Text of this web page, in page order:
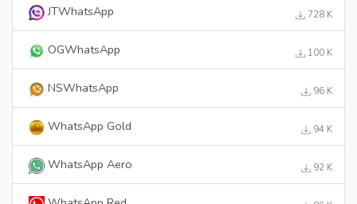
JTWhatsApp 728 K
OGWhatsApp 100 K
NSWhatsApp 96 K
WhatsApp Gold 94 K
WhatsApp Aero 92 K